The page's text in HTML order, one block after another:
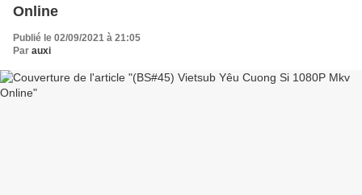
Online
Publié le 02/09/2021 à 21:05
Par auxi